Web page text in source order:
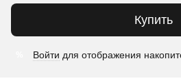
Купить
Войти для отображения